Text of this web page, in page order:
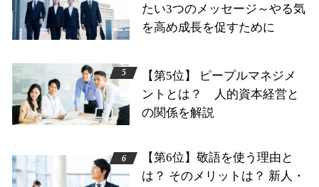
たい3つのメッセージ～やる気
を高め成長を促すために
【第5位】 ピープルマネジメ
ントとは？ 人的資本経営と
の関係を解説
【第6位】敬語を使う理由と
は？ そのメリットは？ 新人・